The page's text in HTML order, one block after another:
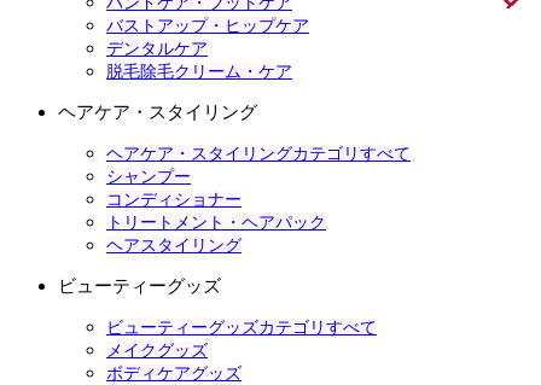
バストアップ・ヒップケア
デンタルケア
脱毛除毛クリーム・ケア
ヘアケア・スタイリング
ヘアケア・スタイリングカテゴリすべて
シャンプー
コンディショナー
トリートメント・ヘアパック
ヘアスタイリング
ビューティーグッズ
ビューティーグッズカテゴリすべて
メイクグッズ
ボディケアグッズ